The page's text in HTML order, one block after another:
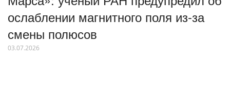
ослаблении магнитного поля из-за
смены полюсов
03.07.2026